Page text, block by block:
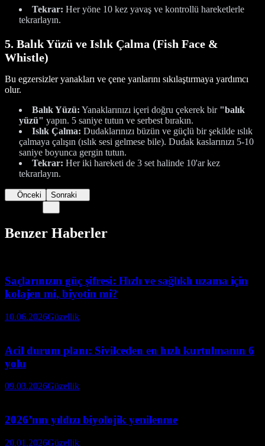
Tekrar: Her yöne 10 kez yavaş ve kontrollü hareketlerle
tekrarlayın.
5. Balık Yüzü ve Islık Çalma (Fish Face &
Whistle)
Bu egzersizler yanakları ve çene yanlarını sıkılaştırmaya yardımcı
olur.
Balık Yüzü: Yanaklarınızı içeri doğru çekerek bir "balık
yüzü" yapın. 5 saniye tutun ve serbest bırakın.
Islık Çalma: Dudaklarınızı büzün ve güçlü bir şekilde ıslık
çalmaya çalışın (ıslık sesi gelmese bile). Dudak kaslarınızı 5-10
saniye boyunca gergin tutun.
Tekrar: Her iki hareketi de 3 set halinde 10'ar kez
tekrarlayın.
Önceki Sonraki
Benzer Haberler
Saçlarınızın güç şifresi: Hızlı ve sağlıklı uzama için
kolajen mi, biyotin mi?
10.06.2026Güzellik
Acil durum planı: Sivilceden en hızlı kurtulmanın 6
yolu
09.03.2026Güzellik
2026’nın yıldızı biyolojik yenilenme
20.01.2026Güzellik